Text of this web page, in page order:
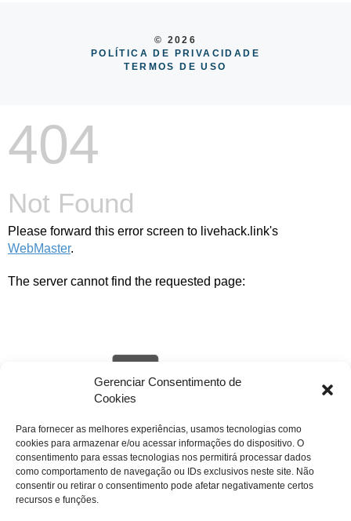
Gerenciar Consentimento de
Cookies
Para fornecer as melhores experiências, usamos tecnologias como
cookies para armazenar e/ou acessar informações do dispositivo. O
consentimento para essas tecnologias nos permitirá processar dados
como comportamento de navegação ou IDs exclusivos neste site. Não
consentir ou retirar o consentimento pode afetar negativamente certos
recursos e funções.
© 2026
POLÍTICA DE PRIVACIDADE
TERMOS DE USO
404
Not Found
Please forward this error screen to livehack.link's
WebMaster.
The server cannot find the requested page:
livehack.link/cp_errordocument.shtml (port 443)